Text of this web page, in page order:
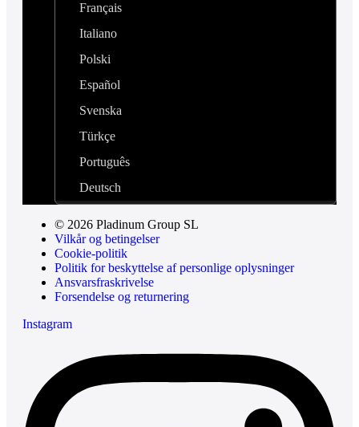
Français
Italiano
Polski
Español
Svenska
Türkçe
Português
Deutsch
© 2026 Pladinum Group SL
Vilkår og betingelser
Cookie-politik
Politik for beskyttelse af personlige oplysninger
Ansvarsfraskrivelse
Forsendelse og returnering
Instagram